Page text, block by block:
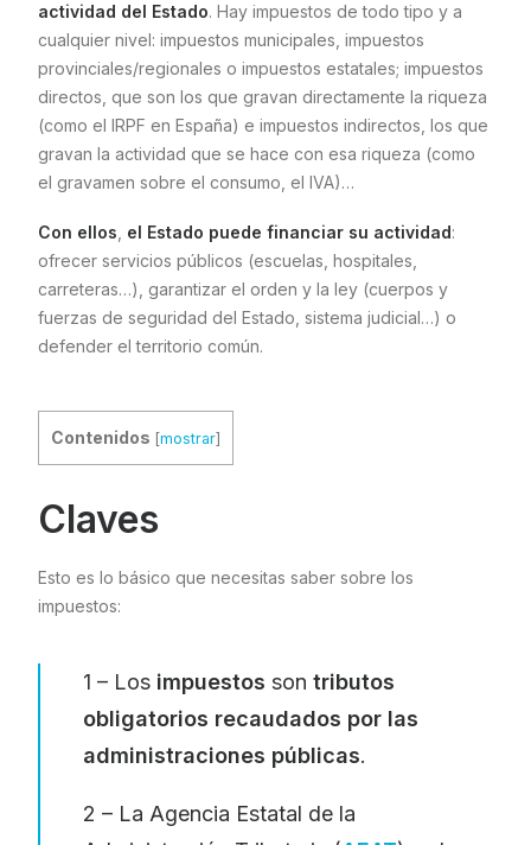
actividad del Estado. Hay impuestos de todo tipo y a
cualquier nivel: impuestos municipales, impuestos
provinciales/regionales o impuestos estatales; impuestos
directos, que son los que gravan directamente la riqueza
(como el IRPF en España) e impuestos indirectos, los que
gravan la actividad que se hace con esa riqueza (como
el gravamen sobre el consumo, el IVA)…
Con ellos el Estado puede financiar su actividad:
ofrecer servicios públicos (escuelas, hospitales,
carreteras…), garantizar el orden y la ley (cuerpos y
fuerzas de seguridad del Estado, sistema judicial…) o
defender el territorio común.
Contenidos [mostrar]
Claves
Esto es lo básico que necesitas saber sobre los
impuestos:
1 – Los impuestos son tributos
obligatorios recaudados por las
administraciones públicas.
2 – La Agencia Estatal de la